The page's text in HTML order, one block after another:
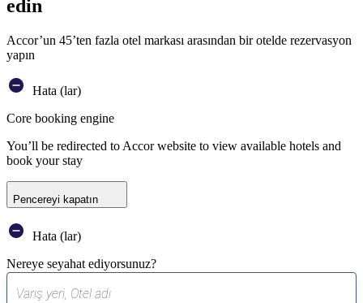
edin
Accor’un 45’ten fazla otel markası arasından bir otelde rezervasyon
yapın
Hata (lar)
Core booking engine
You’ll be redirected to Accor website to view available hotels and
book your stay
Pencereyi kapatın
Hata (lar)
Nereye seyahat ediyorsunuz?